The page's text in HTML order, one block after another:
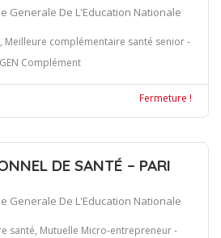
Generale De L'Education Nationale
Meilleure complémentaire santé senior -
Complément
Fermeture !
DE SANTÉ – PARI
Generale De L'Education Nationale
santé, Mutuelle Micro-entrepreneur -